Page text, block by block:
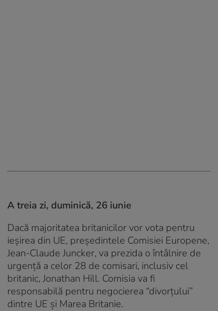
A treia zi, duminică, 26 iunie
Dacă majoritatea britanicilor vor vota pentru
ieşirea din UE, preşedintele Comisiei Europene,
Jean-Claude Juncker, va prezida o întâlnire de
urgenţă a celor 28 de comisari, inclusiv cel
britanic, Jonathan Hill. Comisia va fi
responsabilă pentru negocierea “divorţului”
dintre UE și Marea Britanie.